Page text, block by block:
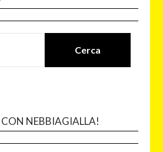
NEBBIAGIALLA!